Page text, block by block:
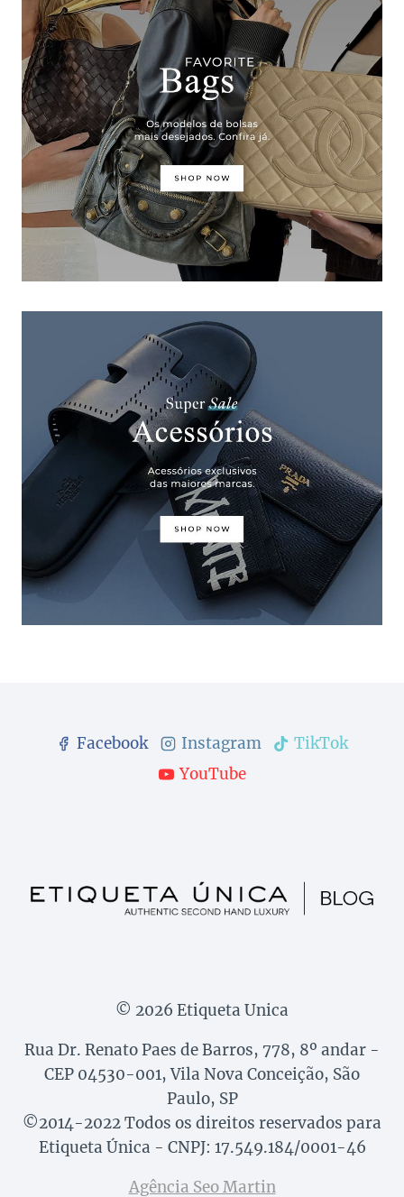
Facebook Instagram
TikTok
YouTube
© 2026 Etiqueta Unica
Rua Dr. Renato Paes de Barros, 778, 8º andar -
CEP 04530-001, Vila Nova Conceição, São
Paulo, SP
©2014-2022 Todos os direitos reservados para
Etiqueta Única - CNPJ: 17.549.184/0001-46
Agência Seo Martin